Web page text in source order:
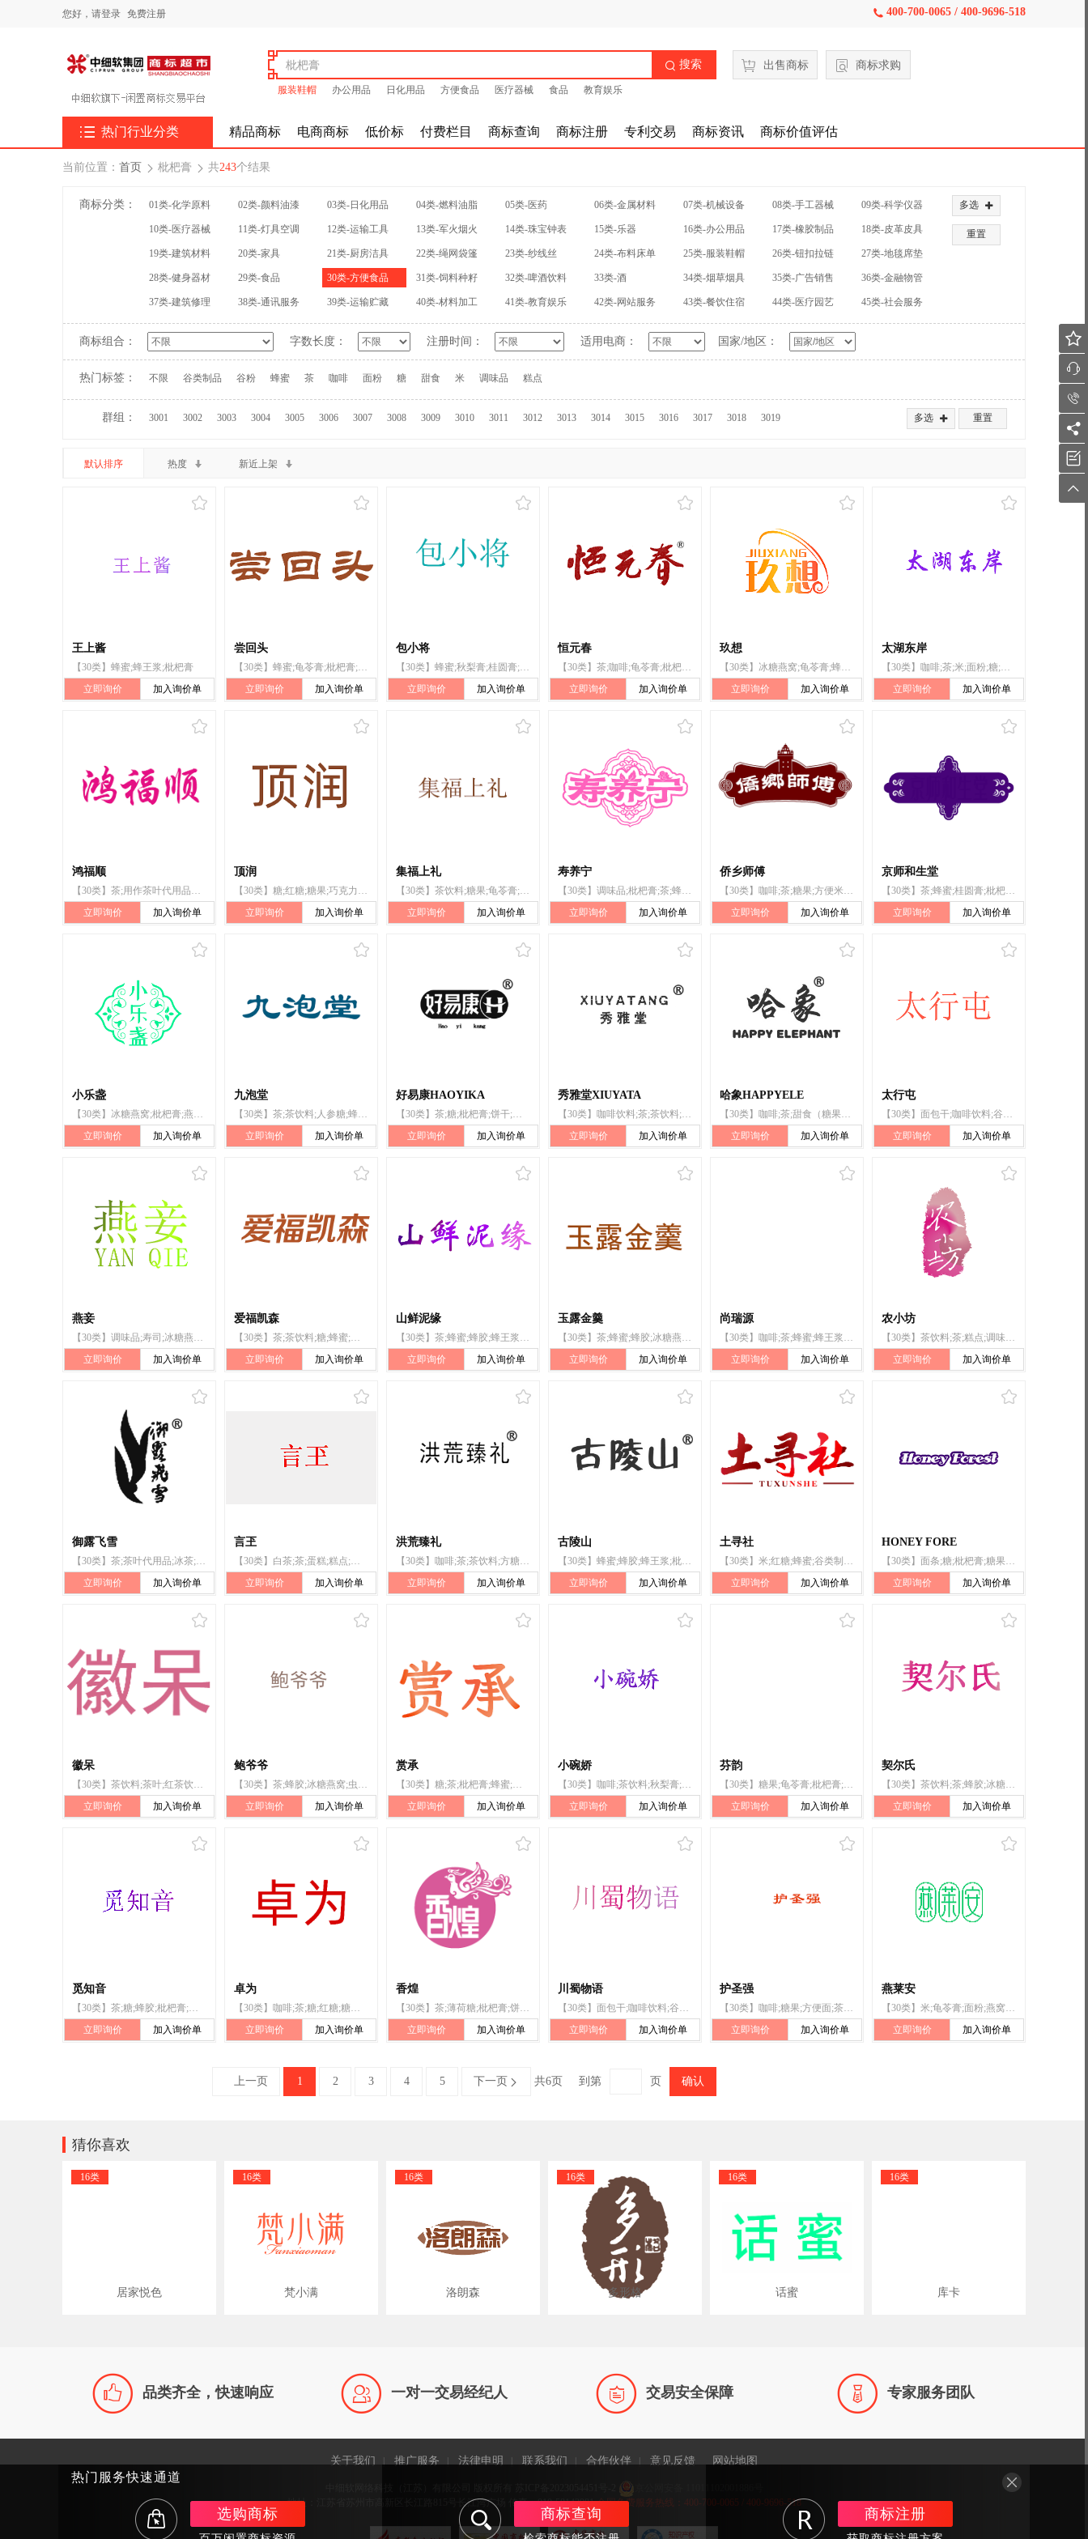
您好， 请登录 免费注册  400-700-0065 / 400-9696-518
 搜索
服装鞋帽 办公用品 日化用品 方便食品 医疗器械 食品 教育娱乐
出售商标 商标求购
 热门行业分类 精品商标 电商商标 低价标 付费栏目 商标查询 商标注册 专利交易 商标资讯 商标价值评估
当前位置： 首页  枇杷膏  共243个结果
多选 
重置
商标分类： 01类-化学原料 02类-颜料油漆 03类-日化用品 04类-燃料油脂 05类-医药 06类-金属材料 07类-机械设备 08类-手工器械 09类-科学仪器
10类-医疗器械 11类-灯具空调 12类-运输工具 13类-军火烟火 14类-珠宝钟表 15类-乐器 16类-办公用品 17类-橡胶制品 18类-皮革皮具
19类-建筑材料 20类-家具 21类-厨房洁具 22类-绳网袋篷 23类-纱线丝 24类-布料床单 25类-服装鞋帽 26类-钮扣拉链 27类-地毯席垫
28类-健身器材 29类-食品 30类-方便食品 31类-饲料种籽 32类-啤酒饮料 33类-酒 34类-烟草烟具 35类-广告销售 36类-金融物管
37类-建筑修理 38类-通讯服务 39类-运输贮藏 40类-材料加工 41类-教育娱乐 42类-网站服务 43类-餐饮住宿 44类-医疗园艺 45类-社会服务
商标组合： 字数长度： 注册时间： 适用电商： 国家/地区：
热门标签： 不限 谷类制品 谷粉 蜂蜜 茶 咖啡 面粉 糖 甜食 米 调味品 糕点
多选  重置
群组： 3001 3002 3003 3004 3005 3006 3007 3008 3009 3010 3011 3012 3013 3014 3015 3016 3017 3018 3019
默认排序 热度 新近上架
王上酱
【30类】蜂蜜;蜂王浆;枇杷膏
立即询价
加入询价单
尝回头
【30类】蜂蜜;龟苓膏;枇杷膏;食用淀粉;冰淇淋
立即询价
加入询价单
包小将
【30类】蜂蜜;秋梨膏;桂圆膏;枇杷膏;冰淇淋
立即询价
加入询价单
恒元春
【30类】茶;咖啡;龟苓膏;枇杷膏;月饼;米;方便面
立即询价
加入询价单
玖想
【30类】冰糖燕窝;龟苓膏;蜂王浆;枇杷膏;方便米饭
立即询价
加入询价单
太湖东岸
【30类】咖啡;茶;米;面粉;糖;茶饮料;蜂蜜;面包;枇杷膏;粽子
立即询价
加入询价单
鸿福顺
【30类】茶;用作茶叶代用品的花或叶;红茶;绿茶;秋梨膏;燕窝梨膏;枇杷膏;包子;饺子;面条
立即询价
加入询价单
顶润
【30类】糖;红糖;糖果;巧克力;蜂蜜;枇杷膏;蛋糕;饼干;食盐;酱油
立即询价
加入询价单
集福上礼
【30类】茶饮料;糖果;龟苓膏;蜂王浆;秋梨膏;苓贝梨膏;燕窝梨膏;枇杷膏;糖蜜;茶
立即询价
加入询价单
寿养宁
【30类】调味品;枇杷膏;茶;蜂蜜;秋梨膏;糕点;芝麻糊;粥;谷类制品;食用葛粉
立即询价
加入询价单
侨乡师傅
【30类】咖啡;茶;糖果;方便米饭;谷类制品;面条;酱油;调味料;月饼;枇杷膏
立即询价
加入询价单
京师和生堂
【30类】茶;蜂蜜;桂圆膏;枇杷膏;面粉;米;挂面;食用淀粉;食用葛粉;调味品
立即询价
加入询价单
小乐盏
【30类】冰糖燕窝;枇杷膏;燕窝梨膏;米;茶;虫草鸡精;蜂蜜;调味料;面粉;龟苓膏
立即询价
加入询价单
九泡堂
【30类】茶;茶饮料;人参糖;蜂胶;蜂王浆;龟苓膏;冰糖燕窝;寿司;调味品;枇杷膏
立即询价
加入询价单
好易康HAOYIKA
【30类】茶;糖;枇杷膏;饼干;以谷物为主的零食小吃;谷类制品;米粉;藕粉;醋;酵母
立即询价
加入询价单
秀雅堂XIUYATA
【30类】咖啡饮料;茶;茶饮料;糖果;枇杷膏;蜂蜜;糕点;米;调味品;食用芳香剂
立即询价
加入询价单
哈象HAPPYELE
【30类】咖啡;茶;甜食（糖果）;枇杷膏;薄烤饼;糕点;面包;春卷;春卷皮;米果
立即询价
加入询价单
太行屯
【30类】面包干;咖啡饮料;谷类制品;食用淀粉;面条;糖;茶;冰糖;枇杷膏;八宝饭
立即询价
加入询价单
燕妾
【30类】调味品;寿司;冰糖燕窝;蜂蜜;茶饮料;茶;燕窝梨膏;枇杷膏;面条;面包
立即询价
加入询价单
爱福凯森
【30类】茶;茶饮料;糖;蜂蜜;蜂胶;蜂王浆;虫草鸡精;枇杷膏;花粉健身膏;酵母
立即询价
加入询价单
山鲜泥缘
【30类】茶;蜂蜜;蜂胶;蜂王浆;枇杷膏;秋梨膏;粽子;月饼;食用淀粉;粉丝（条）
立即询价
加入询价单
玉露金羹
【30类】茶;蜂蜜;蜂胶;冰糖燕窝;燕窝梨膏;糖果;蜂王浆;龟苓膏;苓贝梨膏;枇杷膏
立即询价
加入询价单
尚瑞源
【30类】咖啡;茶;蜂蜜;蜂王浆;龟苓膏;冰糖燕窝;桂圆膏;枇杷膏;包子;茴香子
立即询价
加入询价单
农小坊
【30类】茶饮料;茶;糕点;调味酱;米;锅巴;枇杷膏;叶儿粑;月饼;粽子
立即询价
加入询价单
御露飞雪
【30类】茶;茶叶代用品;冰茶;茶饮料;冰糖燕窝;苓贝梨膏;醋;酱油;枇杷膏;冰糕
立即询价
加入询价单
言玊
【30类】白茶;茶;蛋糕;糕点;红茶;咖啡;枇杷膏;黑茶;面包;茶饮料
立即询价
加入询价单
洪荒臻礼
【30类】咖啡;茶;茶饮料;方糖;甜食;枇杷膏;馅饼(点心);肉馅饼;谷粉;食用淀粉;食盐
立即询价
加入询价单
古陵山
【30类】蜂蜜;蜂胶;蜂王浆;枇杷膏;花粉健身膏;食盐;啤酒醋;醋;醋精;八角大茴香
立即询价
加入询价单
土寻社
【30类】米;红糖;蜂蜜;谷类制品;人食用的去壳谷物;面条;粉丝(条);茶;枇杷膏;年糕
立即询价
加入询价单
HONEY FORE
【30类】面条;糖;枇杷膏;糖果;米;蜂胶;蜂王浆;蜂蜜;冰糖燕窝;茶
立即询价
加入询价单
徽呆
【30类】茶饮料;茶叶;红茶饮料;枇杷膏;红茶;茶;蜂蜜;比萨饼;蜂王浆;冰茶
立即询价
加入询价单
鲍爷爷
【30类】茶;蜂胶;冰糖燕窝;虫草鸡精;盒饭;糖;燕麦食品;秋梨膏;枇杷膏;炒饭
立即询价
加入询价单
赏承
【30类】糖;茶;枇杷膏;蜂蜜;秋梨膏;咸薄饼;年糕;粽子;谷类制品;藕粉
立即询价
加入询价单
小碗娇
【30类】咖啡;茶饮料;秋梨膏;粥;冰糖燕窝;燕窝梨膏;枇杷膏;燕麦粥;茶;草本茶
立即询价
加入询价单
芬韵
【30类】糖果;龟苓膏;枇杷膏;饼干;面粉;米;面条;酵母;以米为主的零食小吃;糖
立即询价
加入询价单
契尔氏
【30类】茶饮料;茶;蜂胶;冰糖燕窝;龟苓膏;虫草鸡精;秋梨膏;枇杷膏;蜂蜜;蜂王浆
立即询价
加入询价单
觅知音
【30类】茶;糖;蜂胶;枇杷膏;蜂王浆;蜂蜜;谷粉制食品;糕点;米;豆酱（调味品）
立即询价
加入询价单
卓为
【30类】咖啡;茶;糖;红糖;糖果;巧克力;枇杷膏;蛋糕;饼干;以米为主的零食小吃
立即询价
加入询价单
香煌
【30类】茶;薄荷糖;枇杷膏;饼干;肉馅饼;米;虾味条;藕粉;酱油;蚝油
立即询价
加入询价单
川蜀物语
【30类】面包干;咖啡饮料;谷类制品;食用淀粉;面条;糖;茶;冰糖;枇杷膏;八宝饭
立即询价
加入询价单
护圣强
【30类】咖啡;糖果;方便面;茶;糖;茶饮料;谷类制品;薄片（谷类产品）;枇杷膏;蜂蜜
立即询价
加入询价单
燕莱安
【30类】米;龟苓膏;面粉;燕窝梨膏;冰糖燕窝;茶;咖啡;枇杷膏;调味料;虫草鸡精
立即询价
加入询价单
上一页 1 2 3 4 5 下一页  共6页 到第 页 确认
猜你喜欢
16类
居家悦色
16类
梵小满
16类
洛朗森
16类
多形格
16类
话蜜
16类
库卡
 品类齐全，快速响应  一对一交易经纪人  交易安全保障  专家服务团队
热门服务快速通道
选购商标 商标查询 商标注册
关于我们 推广服务 法律申明 联系我们 合作伙伴 意见反馈 网站地图
地址：江苏省苏州市高新区长江路815号长江湾广场 传真：010-58143981全国免费服务热线：400-700-0065 / 400-9696-518





